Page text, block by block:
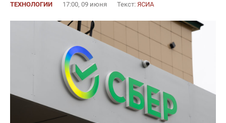
ТЕХНОЛОГИИ 17:00, 09 июня Текст: ЯСИА